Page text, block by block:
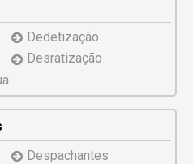
Dedetização
Desratização
Despachantes